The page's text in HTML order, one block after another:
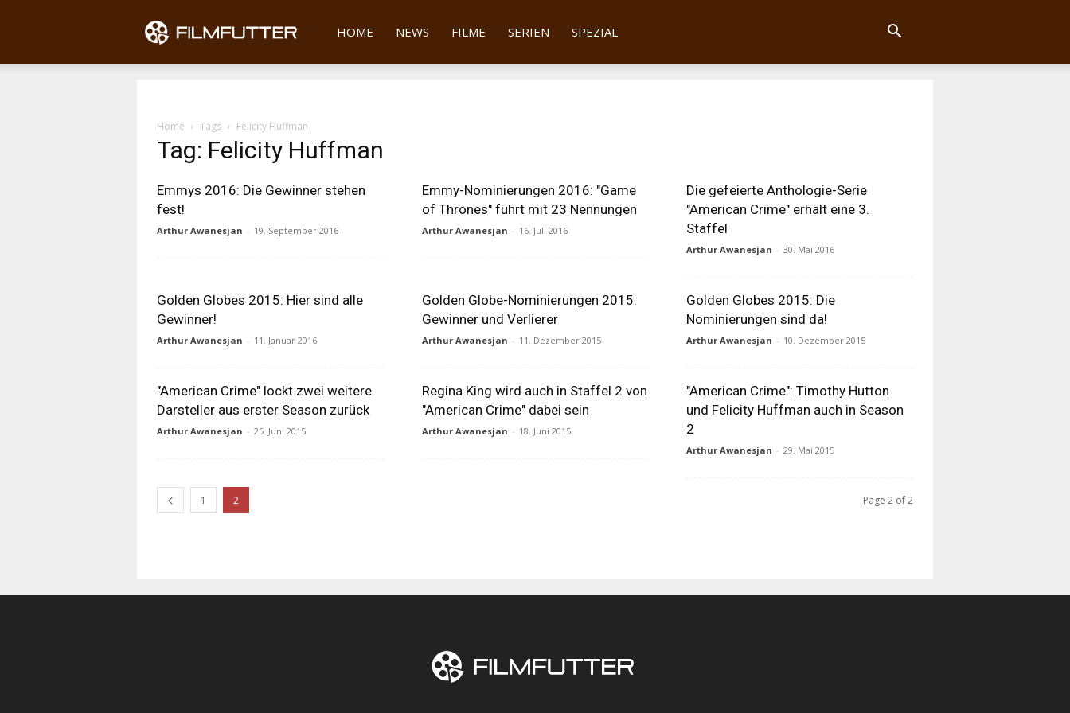
Filmfutter
HOME NEWS FILME SERIEN SPEZIAL
Home Tags Felicity Huffman
Tag: Felicity Huffman
Emmys 2016: Die Gewinner stehen
fest!
Arthur Awanesjan - 19. September 2016
Emmy-Nominierungen 2016: "Game
of Thrones" führt mit 23 Nennungen
Arthur Awanesjan - 16. Juli 2016
Die gefeierte Anthologie-Serie
"American Crime" erhält eine 3.
Staffel
Arthur Awanesjan - 30. Mai 2016
Golden Globes 2015: Hier sind alle
Gewinner!
Arthur Awanesjan - 11. Januar 2016
Golden Globe-Nominierungen 2015:
Gewinner und Verlierer
Arthur Awanesjan - 11. Dezember 2015
Golden Globes 2015: Die
Nominierungen sind da!
Arthur Awanesjan - 10. Dezember 2015
"American Crime" lockt zwei weitere
Darsteller aus erster Season zurück
Arthur Awanesjan - 25. Juni 2015
Regina King wird auch in Staffel 2 von
"American Crime" dabei sein
Arthur Awanesjan - 18. Juni 2015
"American Crime": Timothy Hutton
und Felicity Huffman auch in Season
2
Arthur Awanesjan - 29. Mai 2015
1 2 Page 2 of 2